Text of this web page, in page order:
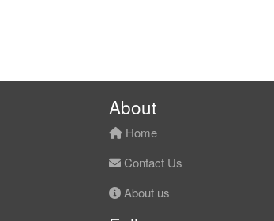
About
Home
Contact Us
About us